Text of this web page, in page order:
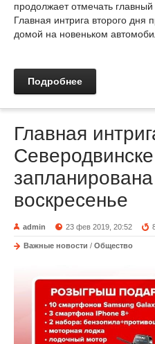
продолжает отмечать
Главная интрига второго дня
домой на новеньком
Подробнее
Главная
Северодвинске
воскресенье
admin 23 фев 2019, 20:52
Важные новости / Общество